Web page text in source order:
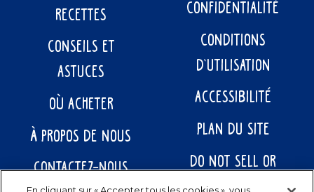
RECETTES
CONSEILS ET
ASTUCES
OÙ ACHETER
À PROPOS DE NOUS
CONTACTEZ-NOUS
CONFIDENTIALITÉ
CONDITIONS
D’UTILISATION
ACCESSIBILITÉ
PLAN DU SITE
DO NOT SELL OR
SHARE MY PERSONAL